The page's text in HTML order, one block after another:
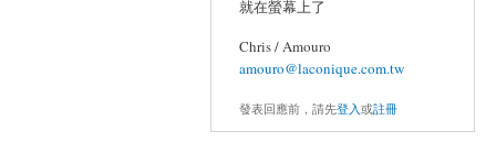
就在螢幕上了
Chris / Amouro
amouro@laconique.com.tw
發表回應前，請先登入或註冊